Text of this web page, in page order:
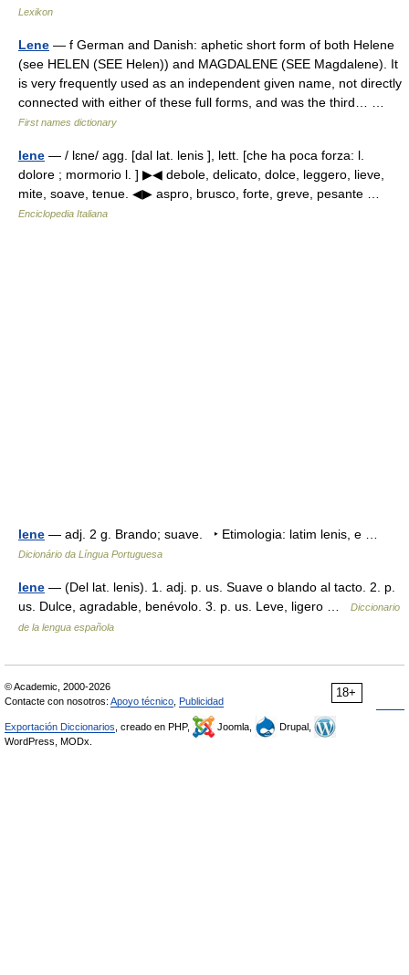
Lexikon
Lene — f German and Danish: aphetic short form of both Helene
(see HELEN (SEE Helen)) and MAGDALENE (SEE Magdalene). It
is very frequently used as an independent given name, not directly
connected with either of these full forms, and was the third… …
First names dictionary
lene — / lɛne/ agg. [dal lat. lenis ], lett. [che ha poca forza: l.
dolore ; mormorio l. ] ▶◀ debole, delicato, dolce, leggero, lieve,
mite, soave, tenue. ◀▶ aspro, brusco, forte, greve, pesante …
Enciclopedia Italiana
lene — adj. 2 g. Brando; suave. ‣ Etimologia: latim lenis, e …
Dicionário da Língua Portuguesa
lene — (Del lat. lenis). 1. adj. p. us. Suave o blando al tacto. 2. p.
us. Dulce, agradable, benévolo. 3. p. us. Leve, ligero …
Diccionario
de la lengua española
18+
© Academic, 2000-2026
Contacte con nosotros: Apoyo técnico Publicidad
Exportación Diccionarios , creado en PHP, Joomla,
Drupal,
WordPress, MODx.